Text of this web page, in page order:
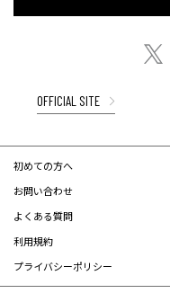
OFFICIAL SITE
初めての方へ
お問い合わせ
よくある質問
利用規約
プライバシーポリシー